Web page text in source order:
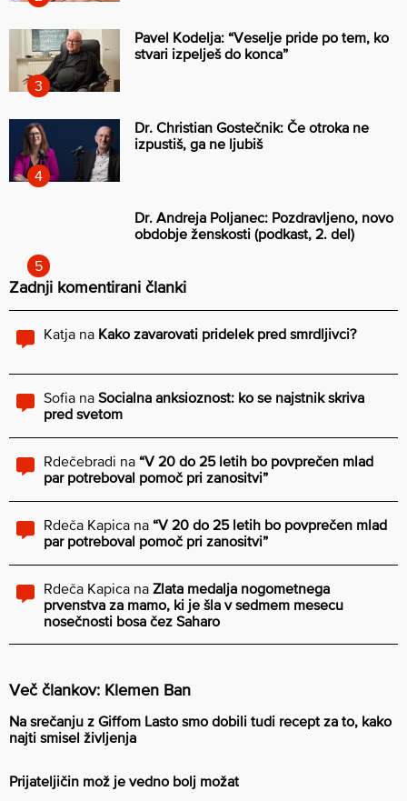
Pavel Kodelja: “Veselje pride po tem, ko
stvari izpelješ do konca”
Dr. Christian Gostečnik: Če otroka ne
izpustiš, ga ne ljubiš
Dr. Andreja Poljanec: Pozdravljeno, novo
obdobje ženskosti (podkast, 2. del)
Zadnji komentirani članki
Katja na Kako zavarovati pridelek pred smrdljivci?
Sofia na Socialna anksioznost: ko se najstnik skriva
pred svetom
Rdečebradi na “V 20 do 25 letih bo povprečen mlad
par potreboval pomoč pri zanositvi”
Rdeča Kapica na “V 20 do 25 letih bo povprečen mlad
par potreboval pomoč pri zanositvi”
Rdeča Kapica na Zlata medalja nogometnega
prvenstva za mamo, ki je šla v sedmem mesecu
nosečnosti bosa čez Saharo
Več člankov: Klemen Ban
Na srečanju z Giffom Lasto smo dobili tudi recept za to, kako
najti smisel življenja
Prijateljičin mož je vedno bolj možat